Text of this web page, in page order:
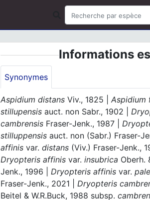
Informations
Synonymes
Aspidium distans Viv., 1825 |
stillupensis auct. non Sabr., 1902 |
cambrensis Fraser-Jenk., 1987 |
stilluppensis auct. non (Sabr.) Fraser-
affinisvar. distans (Viv.) Fraser-Jenk.,
Dryopteris affinisvar. insubrica Oberh.
Jenk., 1996 |Dryopteris affinisvar.
Fraser-Jenk., 2021 |Dryopteris
Beitel & W.R.Buck, 1988 subsp.